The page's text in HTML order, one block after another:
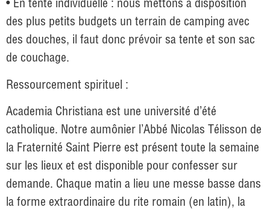
des plus petits budgets un terrain de camping avec
des douches, il faut donc prévoir sa tente et son sac
de couchage.
Ressourcement spirituel :
Academia Christiana est une université d’été
catholique. Notre aumônier l’Abbé Nicolas Télisson de
la Fraternité Saint Pierre est présent toute la semaine
sur les lieux et est disponible pour confesser sur
demande. Chaque matin a lieu une messe basse dans
la forme extraordinaire du rite romain (en latin), la